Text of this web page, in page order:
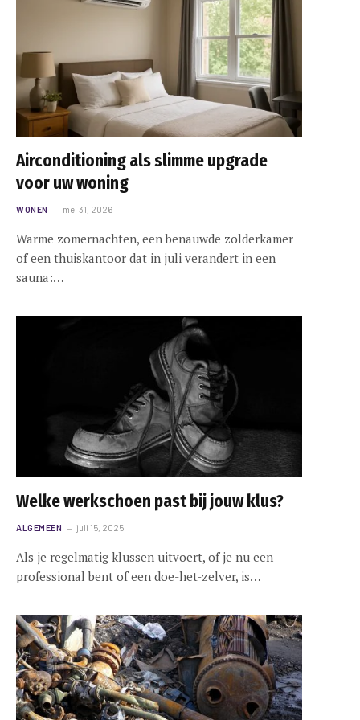
Airconditioning als slimme upgrade
voor uw woning
WONEN mei 31, 2026
Warme zomernachten, een benauwde zolderkamer
of een thuiskantoor dat in juli verandert in een
sauna:…
Welke werkschoen past bij jouw klus?
ALGEMEEN juli 15, 2025
Als je regelmatig klussen uitvoert, of je nu een
professional bent of een doe-het-zelver, is…